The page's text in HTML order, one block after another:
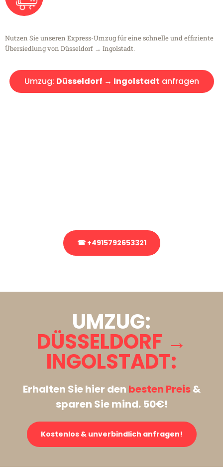
Nutzen Sie unseren Express-Umzug für eine schnelle und effiziente
Übersiedlung von Düsseldorf → Ingolstadt.
Umzug: Düsseldorf → Ingolstadt anfragen
☎ +4915792653321
UMZUG:
DÜSSELDORF →
INGOLSTADT:
Erhalten Sie hier den besten Preis&
sparen Sie mind. 50€!
Kostenlos & unverbindlich anfragen!